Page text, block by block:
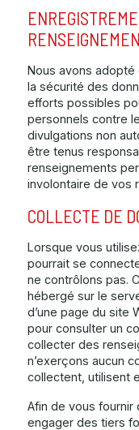
Nous avons
la sécurité des
efforts possibles
personnels contre
divulgations non
être tenus
renseignements
involontaire de vos
COLLECTE DE
Lorsque vous
pourrait se
ne contrôlons pas.
hébergé sur le
d’une page du site
pour consulter un
collecter des
n’exerçons aucun
collectent, utilisent
Afin de vous fournir
engager des tiers